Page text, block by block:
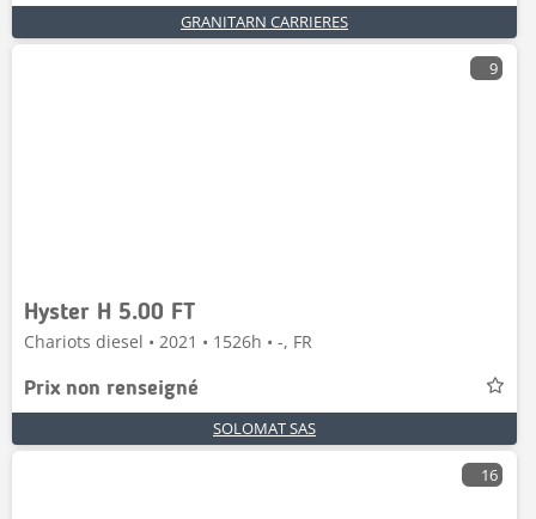
GRANITARN CARRIERES
9
Hyster H 5.00 FT
Chariots diesel • 2021 • 1526h • -, FR
Prix non renseigné
SOLOMAT SAS
16